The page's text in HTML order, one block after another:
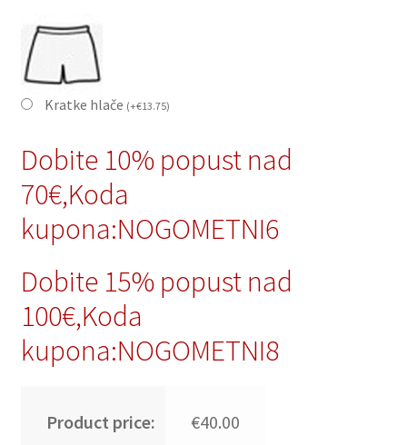
Kratke hlače (+€13.75)
Dobite 10% popust nad
70€,Koda
kupona:NOGOMETNI6
Dobite 15% popust nad
100€,Koda
kupona:NOGOMETNI8
Product price: €40.00